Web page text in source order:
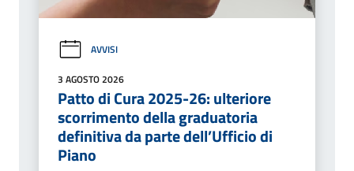
AVVISI
3 AGOSTO 2026
Patto di Cura 2025-26: ulteriore
scorrimento della graduatoria
definitiva da parte dell’Ufficio di
Piano